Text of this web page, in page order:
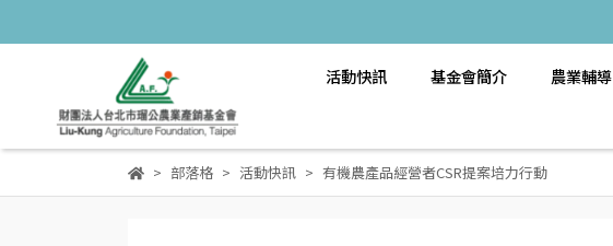
活動快訊 基金會簡介 農業輔導
部落格 活動快訊 有機農產品經營者CSR提案培力行動